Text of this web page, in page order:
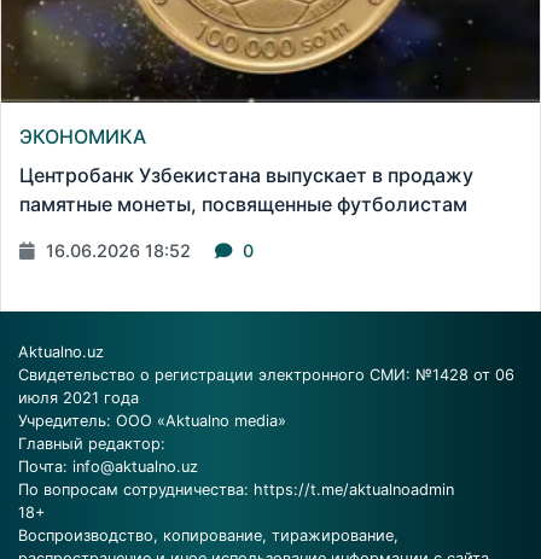
ЭКОНОМИКА
Центробанк Узбекистана выпускает в продажу
памятные монеты, посвященные футболистам
16.06.2026 18:52 0
Aktualno.uz
Свидетельство о регистрации электронного СМИ: №1428 от 06
июля 2021 года
Учредитель: ООО «Aktualno media»
Главный редактор:
Почта: info@aktualno.uz
По вопросам сотрудничества: https://t.me/aktualnoadmin
18+
Воспроизводство, копирование, тиражирование,